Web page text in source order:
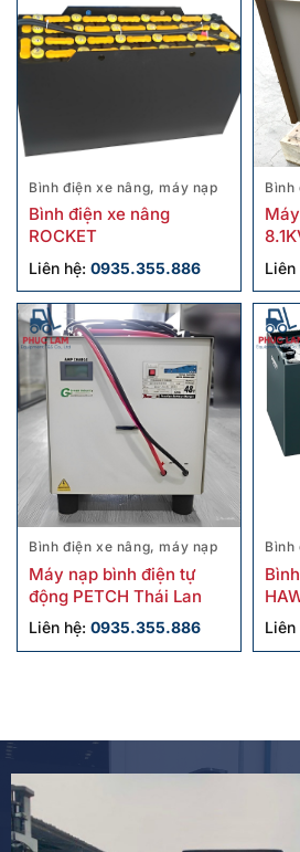
Bình điện xe nâng, máy nạp
Bình điện xe nâng
ROCKET
Liên hệ: 0935.355.886
Bình
Liên
Bình điện xe nâng, máy nạp
Máy nạp bình điện tự
động PETCH Thái Lan
Liên hệ: 0935.355.886
Bình
Liên